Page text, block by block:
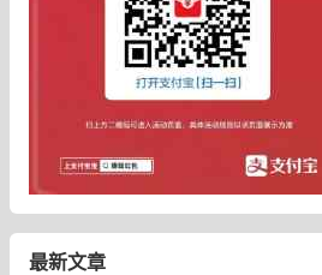
最新文章